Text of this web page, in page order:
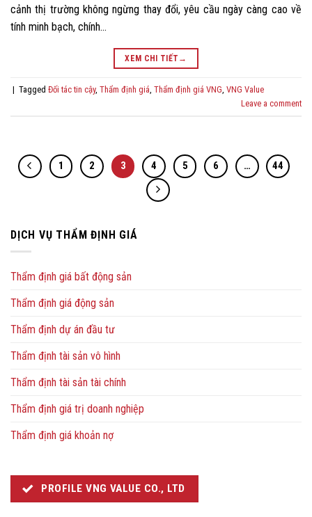
cảnh thị trường không ngừng thay đổi, yêu cầu ngày càng cao về
tính minh bạch, chính…
XEM CHI TIẾT →
| Tagged Đối tác tin cậy, Thẩm định giá Thẩm định giá VNG VNG Value
Leave a comment
1 2 3 4 5 6 … 44
DỊCH VỤ THẨM ĐỊNH GIÁ
Thẩm định giá bất động sản
Thẩm định giá động sản
Thẩm định dự án đầu tư
Thẩm định tài sản vô hình
Thẩm định tài sản tài chính
Thẩm định giá trị doanh nghiệp
Thẩm định giá khoản nợ
PROFILE VNG VALUE CO., LTD